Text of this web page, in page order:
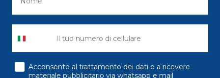
consenso
Acconsento al trattamento dei dati e a ricevere
materiale pubblicitario via whatsapp e mail